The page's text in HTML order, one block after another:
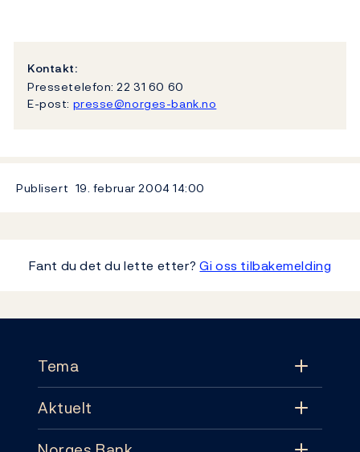
Kontakt:
Pressetelefon: 22 31 60 60
E-post: presse@norges-bank.no
Publisert 19. februar 200414:00
Fant du det du lette etter?Gi oss tilbakemelding
Tema
Tema
Aktuelt